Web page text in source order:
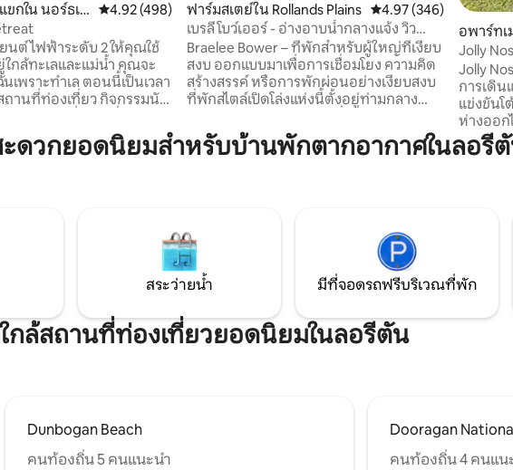
วิว
กใน นอร์ธเฮ คะแนนเฉลี่ย 4.92 จาก 5, 498 รีวิว
4.92 (498)
ยนต์ไฟฟ้าระดับ 2 ให้คุณใช้
กล้ทะเลและแม่น้ำ คุณจะ
พราะทำเล ตอนนี้เป็นเวลา
ถานที่ท่องเที่ยว กิจกรรมนัก
อกเพราะมีสิ่งที่น่าดูและน่า
วกับบ้านนี้: สตูดิโอนี้เป็น
างระหว่างซิดนีย์และบริสเบน
ฟาร์มสเตย์ใน Rollands Plains คะแนนเฉลี่ย 4.97 จาก
4.97 (346)
เบรลี โบว์เออร์ - อ่างอาบน้ำกลางแจ้ง วิว
ไฟร์พิตวัลเลย์
Braelee Bower – ที่พักสำหรับผู้ใหญ่ที่เงียบ
สงบ ออกแบบมาเพื่อการเชื่อมโยง ความคิด
สร้างสรรค์ หรือการพักผ่อนอย่างเงียบสงบ
ที่พักสไตล์เปิดโล่งแห่งนี้ตั้งอยู่ท่ามกลาง
คุณผ่อนคลายได้อย่างเต็มที่ แช่ตัวใน
อ่างอาบน้ำกลางแจ้งใต้แสงดาว ผ่อนคลาย
เราเพื่อค้นหาที่พักที่ไม่เหมือนใครเพิ่มเติม
อพาร์ท
Jolly
Jolly
การเดิน
แข่งขันโต้คลื่น
ห่างออก
วันหยุดสุ
เสิร์ฟอา
ขึ้นไปอี
พาร์คซึ่
อายุ
ะดวกยอดนิยมสำหรับบ้านพักตากอากาศในลอรี
สระว่ายน้ำ มีที่จอดรถฟรีบริเวณที่พัก
กล้สถานที่ท่องเที่ยวยอดนิยมในลอรีตัน
Dunbogan Beach
คนท้องถิ่น 5 คนแนะนำ
Dooragan
คนท้องถิ่น 4 คนแน